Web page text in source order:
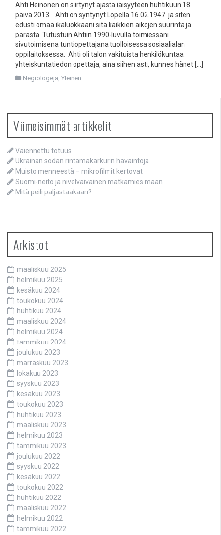
Ahti Heinonen on siirtynyt ajasta iäisyyteen huhtikuun 18.
päivä 2013. Ahti on syntynyt Lopella 16.02.1947 ja siten
edusti omaa ikäluokkaani sitä kaikkien aikojen suurinta ja
parasta. Tutustuin Ahtiin 1990-luvulla toimiessani
sivutoimisena tuntiopettajana tuolloisessa sosiaalialan
oppilaitoksessa. Ahti oli talon vakituista henkilökuntaa,
yhteiskuntatiedon opettaja, aina siihen asti, kunnes hänet […]
Negrologeja Yleinen
Viimeisimmät artikkelit
Vaiennettu totuus
Ukrainan sodan rintamakarkurin havaintoja
Muisto menneestä – mikrofilmit kertovat
Suomi-neito ja nivelvaivainen matkamies maan
Mitä peili paljastaakaan?
Arkistot
maaliskuu 2025
helmikuu 2025
kesäkuu 2024
toukokuu 2024
huhtikuu 2024
maaliskuu 2024
helmikuu 2024
tammikuu 2024
joulukuu 2023
marraskuu 2023
lokakuu 2023
syyskuu 2023
kesäkuu 2023
toukokuu 2023
huhtikuu 2023
maaliskuu 2023
helmikuu 2023
tammikuu 2023
joulukuu 2022
syyskuu 2022
kesäkuu 2022
toukokuu 2022
huhtikuu 2022
maaliskuu 2022
helmikuu 2022
tammikuu 2022